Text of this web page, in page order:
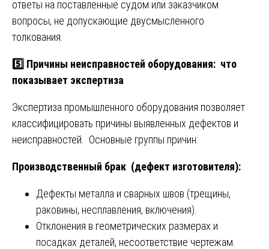
ответы на поставленные судом или заказчиком
вопросы, не допускающие двусмысленного
толкования.
5️⃣ Причины неисправностей оборудования: что
показывает экспертиза
Экспертиза промышленного оборудования позволяет
классифицировать причины выявленных дефектов и
неисправностей. Основные группы причин:
Производственный брак (дефект изготовителя):
Дефекты металла и сварных швов (трещины,
раковины, несплавления, включения).
Отклонения в геометрических размерах и
посадках деталей, несоответствие чертежам.